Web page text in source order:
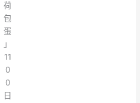
荷
包
蛋
」
11
0
0
日